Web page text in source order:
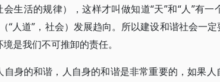
会生活的规律），这样才叫做知道“天”和“人”有
“人道”，社会）发展趋向。所以建设和谐社会一
是我们不可推卸的责任。
自身的和谐，人自身的和谐是非常重要的，如果